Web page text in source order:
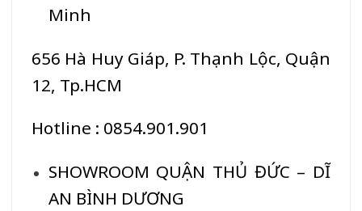
Minh
656 Hà Huy Giáp, P. Thạnh Lộc, Quận
12, Tp.HCM
Hotline : 0854.901.901
SHOWROOM QUẬN THỦ ĐỨC – DĨ
AN BÌNH DƯƠNG